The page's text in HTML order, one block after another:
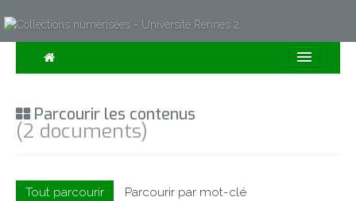
Collections
Expositions
Parcourir les contenus
(2 documents)
Tout parcourir
Parcourir par mot-clé